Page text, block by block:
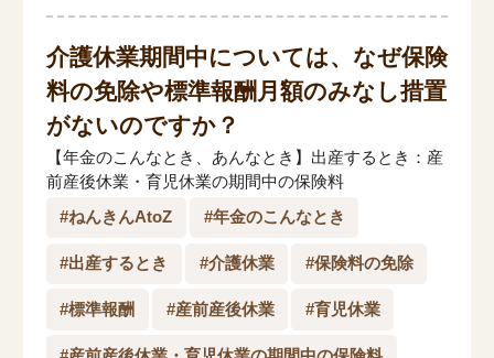
介護休業期間中については、なぜ保険
料の免除や標準報酬月額のみなし措置
がないのですか？
【年金のこんなとき、あんなとき】出産するとき：産
前産後休業・育児休業の期間中の保険料
#ねんきんAtoZ #年金のこんなとき
#出産するとき #介護休業 #保険料の免除
#標準報酬 #産前産後休業 #育児休業